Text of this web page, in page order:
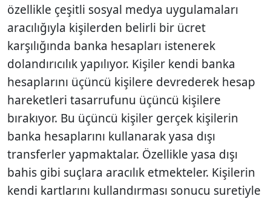
özellikle çeşitli sosyal medya uygulamaları
aracılığıyla kişilerden belirli bir ücret
karşılığında banka hesapları istenerek
dolandırıcılık yapılıyor. Kişiler kendi banka
hesaplarını üçüncü kişilere devrederek hesap
hareketleri tasarrufunu üçüncü kişilere
bırakıyor. Bu üçüncü kişiler gerçek kişilerin
banka hesaplarını kullanarak yasa dışı
transferler yapmaktalar. Özellikle yasa dışı
bahis gibi suçlara aracılık etmekteler. Kişilerin
kendi kartlarını kullandırması sonucu suretiyle